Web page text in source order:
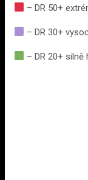
– DR 50+
– DR 30+
– DR 20+ silně